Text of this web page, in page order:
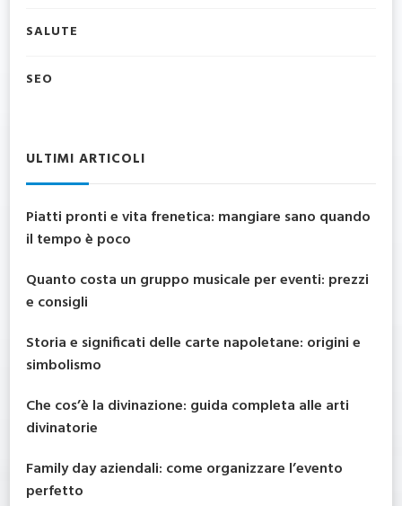
SALUTE
SEO
ULTIMI ARTICOLI
Piatti pronti e vita frenetica: mangiare sano quando
il tempo è poco
Quanto costa un gruppo musicale per eventi: prezzi
e consigli
Storia e significati delle carte napoletane: origini e
simbolismo
Che cos’è la divinazione: guida completa alle arti
divinatorie
Family day aziendali: come organizzare l’evento
perfetto